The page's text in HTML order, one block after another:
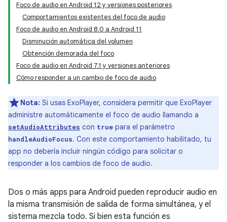
Foco de audio en Android 12 y versiones posteriores
Comportamientos existentes del foco de audio
Foco de audio en Android 8.0 a Android 11
Disminución automática del volumen
Obtención demorada del foco
Foco de audio en Android 7.1 y versiones anteriores
Cómo responder a un cambio de foco de audio
Nota: Si usas ExoPlayer, considera permitir que ExoPlayer
administre automáticamente el foco de audio llamando a
setAudioAttributes con true para el parámetro
handleAudioFocus. Con este comportamiento habilitado, tu
app no debería incluir ningún código para solicitar o
responder a los cambios de foco de audio.
Dos o más apps para Android pueden reproducir audio en
la misma transmisión de salida de forma simultánea, y el
sistema mezcla todo. Si bien esta función es